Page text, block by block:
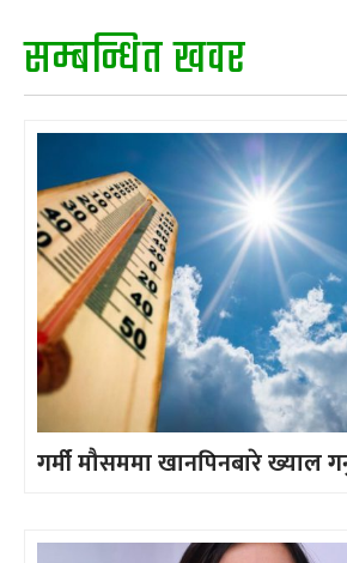
सम्बन्धित खवर
गर्मी मौसममा खानपिनबारे ख्याल